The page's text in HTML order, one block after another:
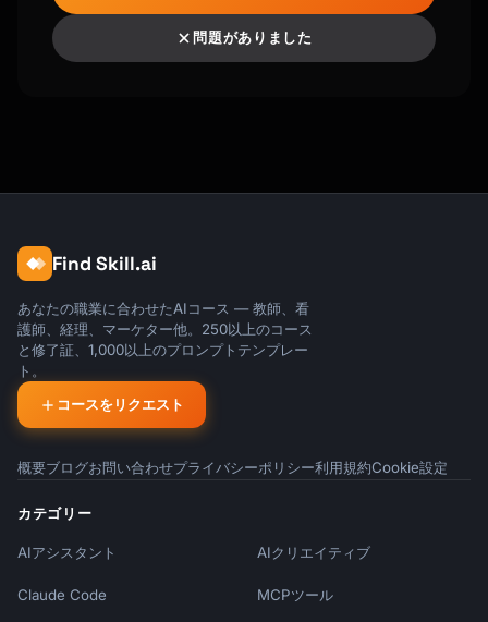
問題がありました
Find Skill.ai
あなたの職業に合わせたAIコース — 教師、看
護師、経理、マーケター他。250以上のコース
と修了証、1,000以上のプロンプトテンプレー
ト。
コースをリクエスト
概要ブログお問い合わせプライバシーポリシー利用規約Cookie設定
カテゴリー
AIアシスタント AIクリエイティブ
Claude Code MCPツール